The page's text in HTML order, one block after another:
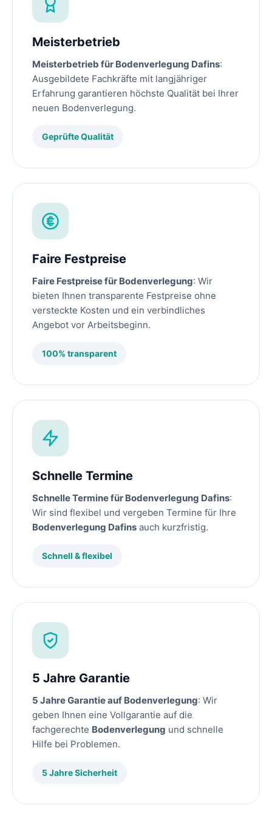
Meisterbetrieb
Meisterbetrieb für Bodenverlegung Dafins:
Ausgebildete Fachkräfte mit langjähriger
Erfahrung garantieren höchste Qualität bei Ihrer
neuen Bodenverlegung.
Geprüfte Qualität
Faire Festpreise
Faire Festpreise für Bodenverlegung: Wir
bieten Ihnen transparente Festpreise ohne
versteckte Kosten und ein verbindliches
Angebot vor Arbeitsbeginn.
100% transparent
Schnelle Termine
Schnelle Termine für Bodenverlegung Dafins:
Wir sind flexibel und vergeben Termine für Ihre
Bodenverlegung Dafins auch kurzfristig.
Schnell & flexibel
5 Jahre Garantie
5 Jahre Garantie auf Bodenverlegung: Wir
geben Ihnen eine Vollgarantie auf die
fachgerechte Bodenverlegung und schnelle
Hilfe bei Problemen.
5 Jahre Sicherheit